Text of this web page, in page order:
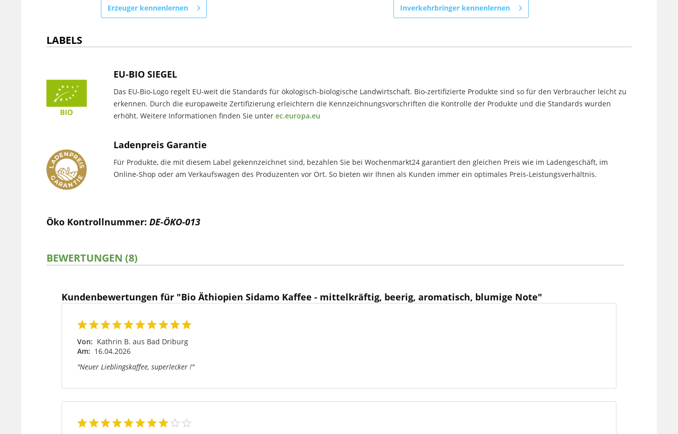
Erzeuger kennenlernen Inverkehrbringer kennenlernen
LABELS
EU-BIO SIEGEL
Das EU-Bio-Logo regelt EU-weit die Standards für ökologisch-biologische Landwirtschaft. Bio-zertifizierte Produkte sind so für den Verbraucher leicht zu
erkennen. Durch die europaweite Zertifizierung erleichtern die Kennzeichnungsvorschriften die Kontrolle der Produkte und die Standards wurden
erhöht. Weitere Informationen finden Sie unter ec.europa.eu
Ladenpreis Garantie
Für Produkte, die mit diesem Label gekennzeichnet sind, bezahlen Sie bei Wochenmarkt24 garantiert den gleichen Preis wie im Ladengeschäft, im
Online-Shop oder am Verkaufswagen des Produzenten vor Ort. So bieten wir Ihnen als Kunden immer ein optimales Preis-Leistungsverhältnis.
Öko Kontrollnummer: DE-ÖKO-013
BEWERTUNGEN (8)
Kundenbewertungen für "Bio Äthiopien Sidamo Kaffee - mittelkräftig, beerig, aromatisch, blumige Note"
Von: Kathrin B. aus Bad Driburg
Am: 16.04.2026
"Neuer Lieblingskaffee, superlecker !"